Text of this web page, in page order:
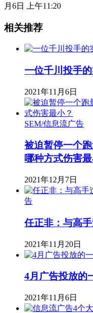
月6日 上午11:20
相关推荐
一位千川投手
2021年11月6日
SEM/信息流广告
被迫暂停一个
哪种方式伤害最
2021年12月7日
告
任正非：与高
2021年11月20日
4月广告投放的
2021年11月6日